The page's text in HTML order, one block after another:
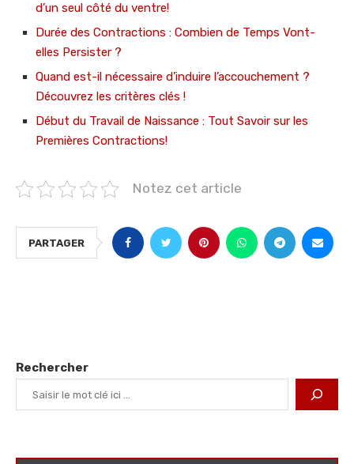
d’un seul côté du ventre!
Durée des Contractions : Combien de Temps Vont-
elles Persister ?
Quand est-il nécessaire d’induire l’accouchement ?
Découvrez les critères clés !
Début du Travail de Naissance : Tout Savoir sur les
Premières Contractions!
Notez cet article
PARTAGER
Rechercher